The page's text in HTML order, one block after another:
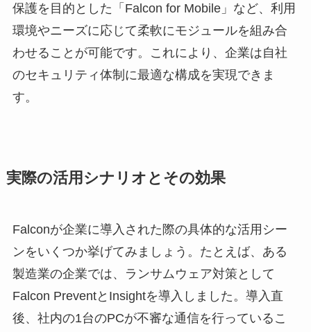
保護を目的とした「Falcon for Mobile」など、利用
環境やニーズに応じて柔軟にモジュールを組み合
わせることが可能です。これにより、企業は自社
のセキュリティ体制に最適な構成を実現できま
す。
実際の活用シナリオとその効果
Falconが企業に導入された際の具体的な活用シー
ンをいくつか挙げてみましょう。たとえば、ある
製造業の企業では、ランサムウェア対策として
Falcon PreventとInsightを導入しました。導入直
後、社内の1台のPCが不審な通信を行っているこ